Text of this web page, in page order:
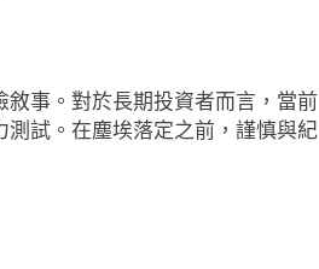
事。對於長期投資者而言，當前
試。在塵埃落定之前，謹慎與紀